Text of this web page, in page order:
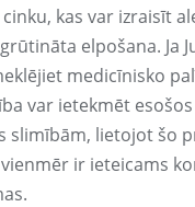
kas var izraisīt
elpošana. Ja
medicīnisko
var ietekmēt
slimībām, lietojot šo
ir ieteicams